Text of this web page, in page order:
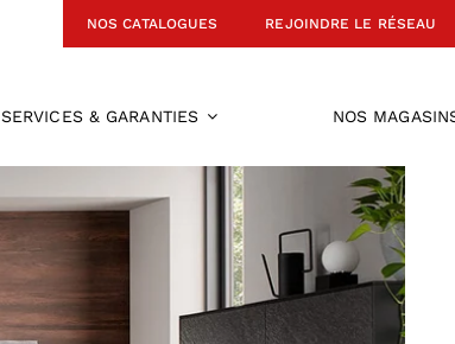
NOS CATALOGUES REJOINDRE LE RÉSEAU
SERVICES & GARANTIES NOS